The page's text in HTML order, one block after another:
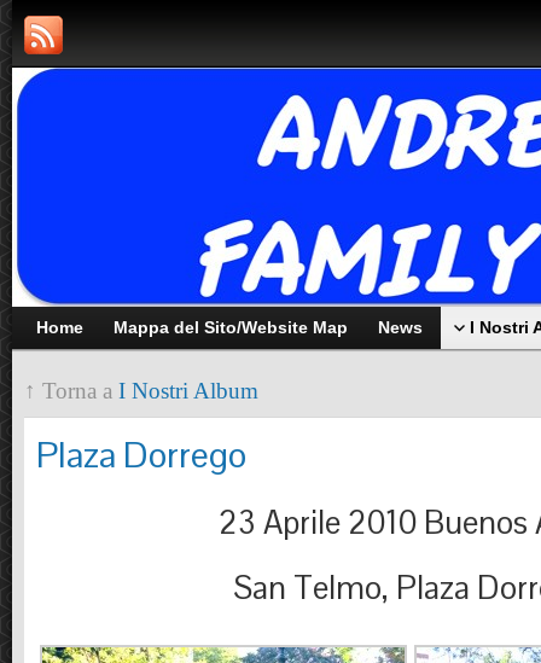
Home Mappa del Sito/Website Map News I Nostri
↑ Torna a I Nostri Album
Plaza Dorrego
23 Aprile 2010 Buenos
San Telmo, Plaza